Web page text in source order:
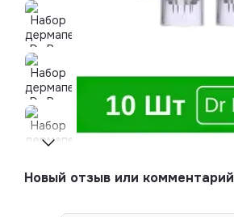
Новый отзыв или комментарий